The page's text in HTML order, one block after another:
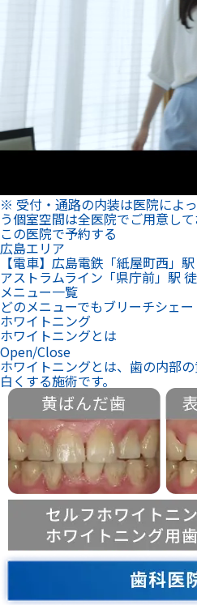
※ 受付・通路の内装は医院によ
う個室空間は全医院でご用意して
この医院で予約する
広島エリア
【電車】広島電鉄「紙屋町西」
アストラムライン「県庁前」駅
メニュー一覧
どのメニューでもブリーチシェ
ホワイトニング
ホワイトニングとは
Open/Close
ホワイトニングとは、歯の内部
白くする施術です。